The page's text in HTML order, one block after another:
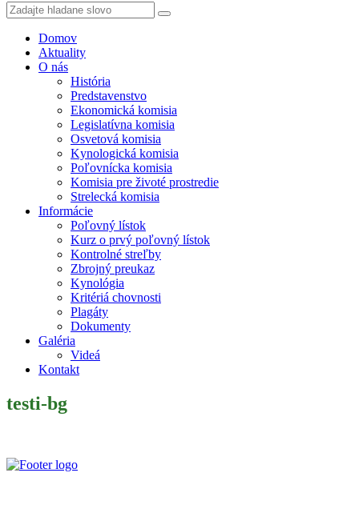
Domov
Aktuality
O nás
História
Predstavenstvo
Ekonomická komisia
Legislatívna komisia
Osvetová komisia
Kynologická komisia
Poľovnícka komisia
Komisia pre životé prostredie
Strelecká komisia
Informácie
Poľovný lístok
Kurz o prvý poľovný lístok
Kontrolné streľby
Zbrojný preukaz
Kynológia
Kritériá chovnosti
Plagáty
Dokumenty
Galéria
Videá
Kontakt
testi-bg